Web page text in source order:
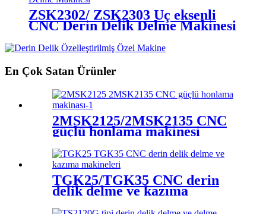
ZSK2302/ ZSK2303 Üç eksenli
CNC Derin Delik Delme Makinesi
En Çok Satan Ürünler
2MSK2125/2MSK2135 CNC
güçlü honlama makinesi
TGK25/TGK35 CNC derin
delik delme ve kazıma